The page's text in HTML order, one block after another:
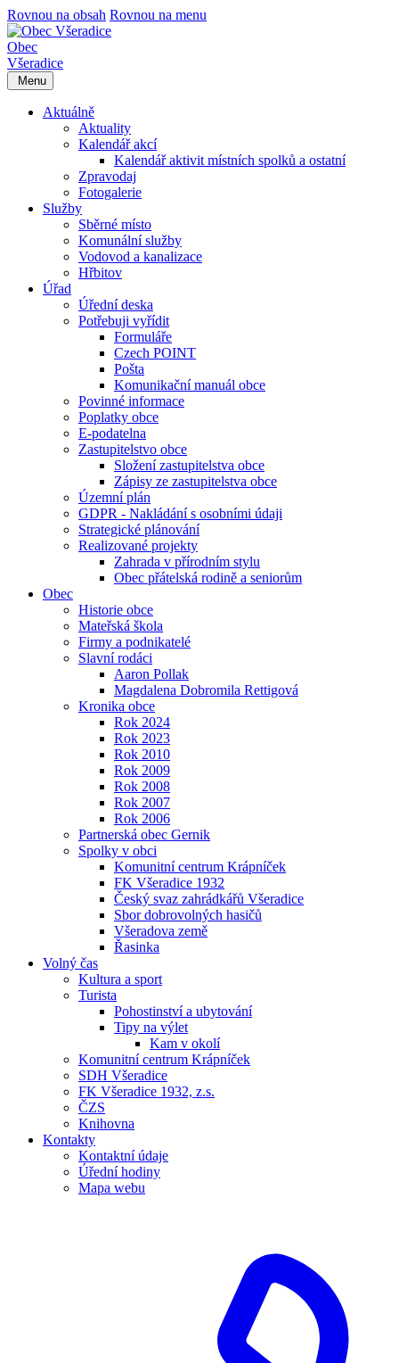
Rovnou na obsah Rovnou na menu
Obec
Všeradice
Menu
Aktuálně
Aktuality
Kalendář akcí
Kalendář aktivit místních spolků a ostatní
Zpravodaj
Fotogalerie
Služby
Sběrné místo
Komunální služby
Vodovod a kanalizace
Hřbitov
Úřad
Úřední deska
Potřebuji vyřídit
Formuláře
Czech POINT
Pošta
Komunikační manuál obce
Povinné informace
Poplatky obce
E-podatelna
Zastupitelstvo obce
Složení zastupitelstva obce
Zápisy ze zastupitelstva obce
Územní plán
GDPR - Nakládání s osobními údaji
Strategické plánování
Realizované projekty
Zahrada v přírodním stylu
Obec přátelská rodině a seniorům
Obec
Historie obce
Mateřská škola
Firmy a podnikatelé
Slavní rodáci
Aaron Pollak
Magdalena Dobromila Rettigová
Kronika obce
Rok 2024
Rok 2023
Rok 2010
Rok 2009
Rok 2008
Rok 2007
Rok 2006
Partnerská obec Gernik
Spolky v obci
Komunitní centrum Krápníček
FK Všeradice 1932
Český svaz zahrádkářů Všeradice
Sbor dobrovolných hasičů
Všeradova země
Řasinka
Volný čas
Kultura a sport
Turista
Pohostinství a ubytování
Tipy na výlet
Kam v okolí
Komunitní centrum Krápníček
SDH Všeradice
FK Všeradice 1932, z.s.
ČZS
Knihovna
Kontakty
Kontaktní údaje
Úřední hodiny
Mapa webu